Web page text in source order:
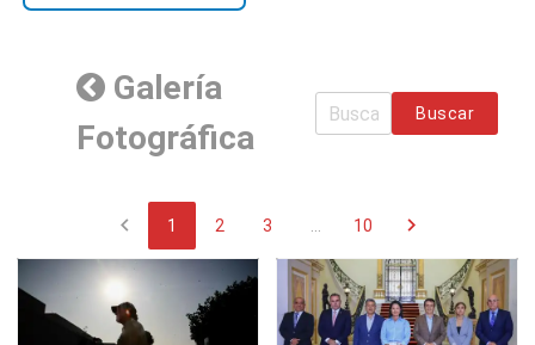
Galería
Fotográfica
Buscar
chevron_left 1 2 3 ... 10 chevron_right